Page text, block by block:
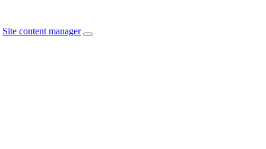
Site content manager